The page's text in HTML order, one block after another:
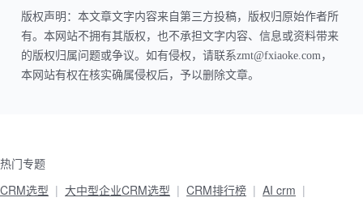
版权声明：本文章文字内容来自第三方投稿，版权归原始作者所
有。本网站不拥有其版权，也不承担文字内容、信息或资料带来
的版权归属问题或争议。如有侵权，请联系zmt@fxiaoke.com，
本网站有权在核实确属侵权后，予以删除文章。
热门专题
CRM选型
大中型企业CRM选型 CRM排行榜
AI crm